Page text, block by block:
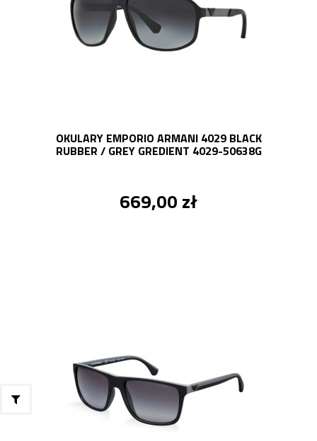
OKULARY EMPORIO ARMANI 4029 BLACK
RUBBER / GREY GREDIENT 4029-50638G
669,00 zł